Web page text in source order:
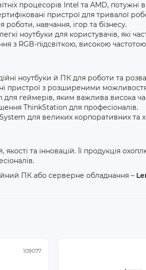
процесорів Intel та AMD, потужні
пристрої для тривалої
роботи, навчання, ігор та бізнесу.
ноутбуки для користувачів, які
з RGB-підсвіткою, високою
ноутбуки й ПК для роботи та
пристрої з розширеними
для геймерів, яким важлива висока
ThinkStation для професіоналів.
для великих корпоративних та
якості та інновацій. Її продукція
ПК або серверне обладнання –
109077